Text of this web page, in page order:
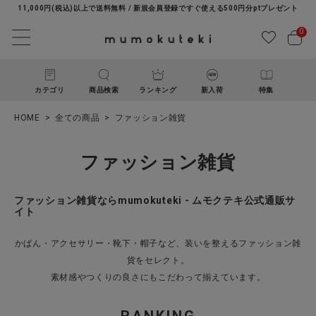
11,000円(税込)以上で送料無料 / 新規会員登録ですぐ使える500円分ptプレゼント
0
カテゴリ 商品検索 ランキング 新入荷 特集
ようこそ ゲスト 様
HOME 全ての商品 ファッション雑貨
ファッション雑貨
ファッション雑貨ならmumokuteki - ムモクテキ公式通販サ
イト
かばん・アクセサリー・靴下・帽子など、装いを整えるファッション雑
貨をセレクト。
素材感やつくりの良さにもこだわって揃えています。